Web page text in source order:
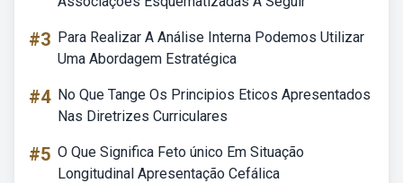
#3 Para Realizar A Análise Interna Podemos Utilizar
Uma Abordagem Estratégica
#4 No Que Tange Os Principios Eticos Apresentados
Nas Diretrizes Curriculares
#5 O Que Significa Feto único Em Situação
Longitudinal Apresentação Cefálica